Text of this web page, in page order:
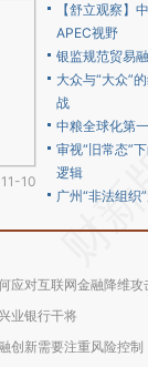
10
【舒立观察】
APEC视野
银监规范贸易
大众与“大众”
战
中粮全球化第
审视“旧常态”
逻辑
广州“非法组织
应对互联网金融降维攻
业银行干将
创新需要注重风险控制